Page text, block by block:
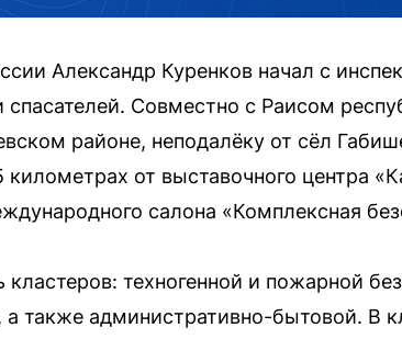
Александр Куренков начал с
Совместно с Раисом
районе, неподалёку от сёл
от выставочного центра
салона «Комплексная
кластеров: техногенной и пожарной
также административно-бытовой. В